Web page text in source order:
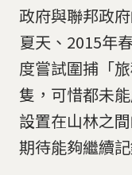
政府與聯邦政
夏天、2015年
度嘗試圍捕「
隻，可惜都未
設置在山林之
期待能夠繼續